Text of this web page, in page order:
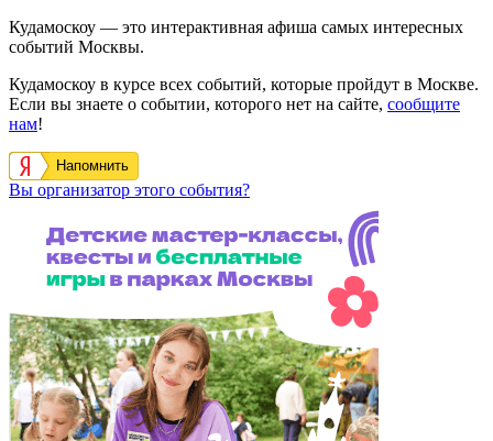
Кудамоскоу — это интерактивная афиша самых интересных
событий Москвы.
Кудамоскоу в курсе всех событий, которые пройдут в Москве.
Если вы знаете о событии, которого нет на сайте, сообщите
нам!
Напомнить
Вы организатор этого события?